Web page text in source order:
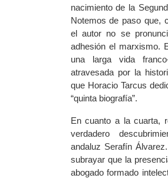
nacimiento de la
Notemos de paso que,
el autor no se
adhesión el marxismo.
una larga vida
atravesada por la
que Horacio Tarcus
“quinta biografía”.
En cuanto a la cuarta,
verdadero
andaluz Serafín
subrayar que la
abogado formado